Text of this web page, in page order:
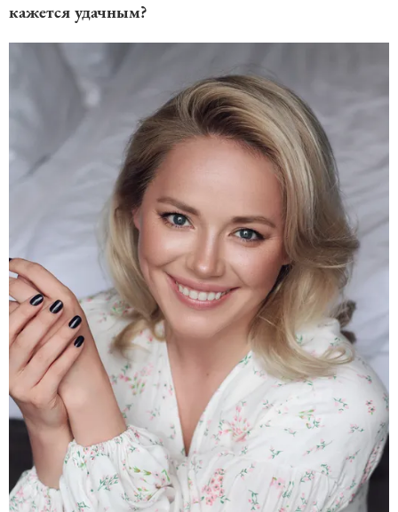
кажется удачным?